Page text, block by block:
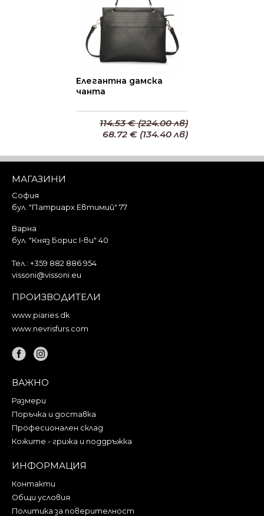
Елегантна дамска
чанта
114.53 € (224.00 лв)
68.72 € (134.40 лв)
МАГАЗИНИ
София
бул. "Патриарх Евтимий" 77
Варна
бул. "Княз Борис I-ви" 40
Тел.: +359 882 886 954
vissoni@vissoni.eu
ПРОИЗВОДИТЕЛИ
www.piaries.dk
www.nevrisfurs.com
ВАЖНО
Размери
Поръчка и доставка
Професионален склад
Кожите - грижа и поддръжка
ИНФОРМАЦИЯ
Контакти
Общи условия
Политика за поверителност